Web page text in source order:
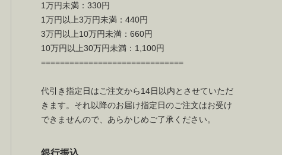
1万円未満：330円
1万円以上3万円未満：440円
3万円以上10万円未満：660円
10万円以上30万円未満：1,100円
==============================
代引き指定日はご注文から14日以内とさせていただ
きます。それ以降のお届け指定日のご注文はお受け
できませんので、あらかじめご了承ください。
銀行振込